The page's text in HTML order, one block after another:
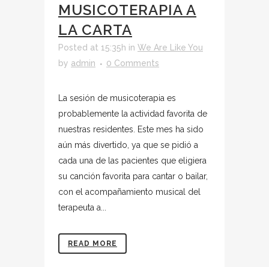
MUSICOTERAPIA A
LA CARTA
Posted at 15:35h in We Are Like You
by admin 0 Comments
La sesión de musicoterapia es
probablemente la actividad favorita de
nuestras residentes. Este mes ha sido
aún más divertido, ya que se pidió a
cada una de las pacientes que eligiera
su canción favorita para cantar o bailar,
con el acompañamiento musical del
terapeuta a...
READ MORE